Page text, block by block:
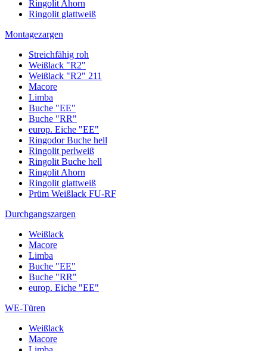
Ringolit Ahorn
Ringolit glattweiß
Montagezargen
Streichfähig roh
Weißlack "R2"
Weißlack "R2" 211
Macore
Limba
Buche "EE"
Buche "RR"
europ. Eiche "EE"
Ringodor Buche hell
Ringolit perlweiß
Ringolit Buche hell
Ringolit Ahorn
Ringolit glattweiß
Prüm Weißlack FU-RF
Durchgangszargen
Weißlack
Macore
Limba
Buche "EE"
Buche "RR"
europ. Eiche "EE"
WE-Türen
Weißlack
Macore